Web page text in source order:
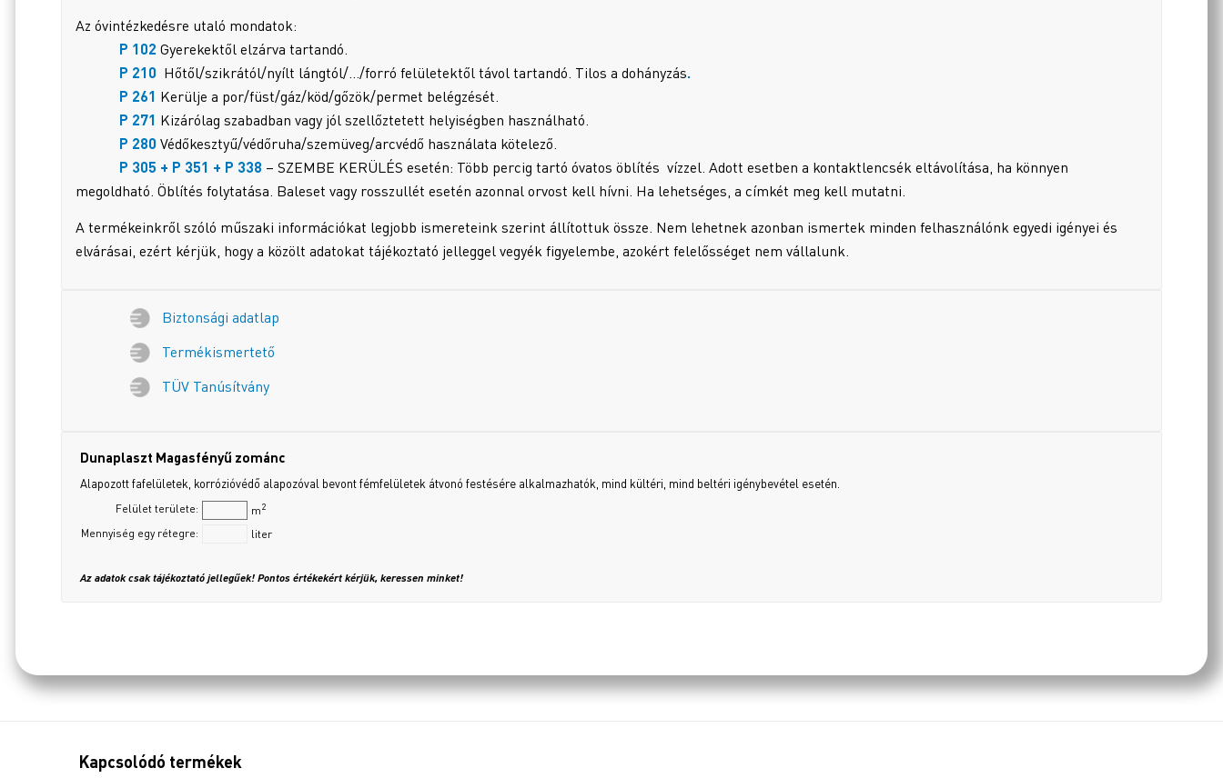
Az óvintézkedésre utaló mondatok:
P 102 Gyerekektől elzárva tartandó.
P 210 Hőtől/szikrától/nyílt lángtól/…/forró felületektől távol tartandó. Tilos a dohányzás.
P 261 Kerülje a por/füst/gáz/köd/gőzök/permet belégzését.
P 271 Kizárólag szabadban vagy jól szellőztetett helyiségben használható.
P 280 Védőkesztyű/védőruha/szemüveg/arcvédő használata kötelező.
P 305 + P 351 + P 338 – SZEMBE KERÜLÉS esetén: Több percig tartó óvatos öblítés vízzel. Adott esetben a kontaktlencsék eltávolítása, ha könnyen
megoldható. Öblítés folytatása. Baleset vagy rosszullét esetén azonnal orvost kell hívni. Ha lehetséges, a címkét meg kell mutatni.
A termékeinkről szóló műszaki információkat legjobb ismereteink szerint állítottuk össze. Nem lehetnek azonban ismertek minden felhasználónk egyedi igényei és
elvárásai, ezért kérjük, hogy a közölt adatokat tájékoztató jelleggel vegyék figyelembe, azokért felelősséget nem vállalunk.
Biztonsági adatlap
Termékismertető
TÜV Tanúsítvány
Dunaplaszt Magasfényű zománc
Alapozott fafelületek, korrózióvédő alapozóval bevont fémfelületek átvonó festésére alkalmazhatók, mind kültéri, mind beltéri igénybevétel esetén.
Felület területe: m2
Mennyiség egy rétegre: liter
Az adatok csak tájékoztató jellegűek! Pontos értékekért kérjük, keressen minket!
Kapcsolódó termékek